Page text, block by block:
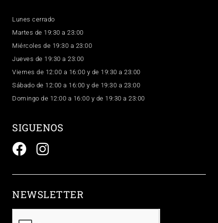
Lunes cerrado
Martes de 19:30 a 23:00
Miércoles de 19:30 a 23:00
Jueves de 19:30 a 23:00
Viernes de 12:00 a 16:00 y de 19:30 a 23:00
Sábado de 12:00 a 16:00 y de 19:30 a 23:00
Domingo de 12:00 a 16:00 y de 19:30 a 23:00
SIGUENOS
NEWSLETTER